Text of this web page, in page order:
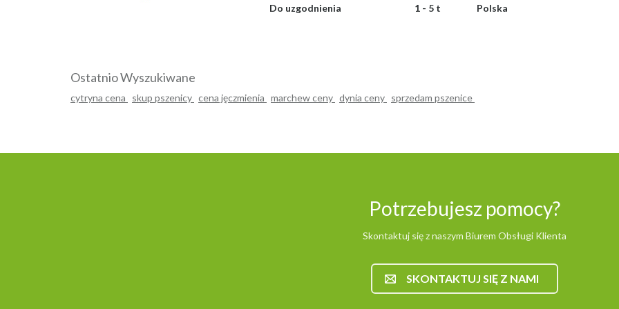
Do uzgodnienia
1 - 5 t
Polska
Ostatnio Wyszukiwane
cytryna cena skup pszenicy cena jęczmienia marchew ceny dynia ceny sprzedam pszenice
Potrzebujesz pomocy?
Skontaktuj się z naszym Biurem Obsługi Klienta
SKONTAKTUJ SIĘ Z NAMI